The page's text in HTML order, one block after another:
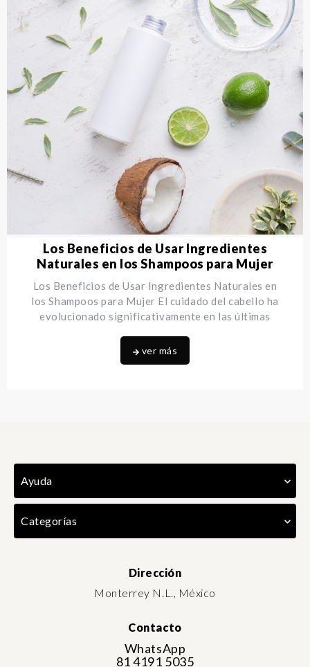
Los Beneficios de Usar Ingredientes
Naturales en los Shampoos para Mujer
Los Beneficios de Usar Ingredientes Naturales en
los Shampoos para Mujer El cuidado del cabello ha
evolucionado significativamente en las últimas
ver más
Ayuda
Categorías
Dirección
Monterrey N.L., México
Contacto
WhatsApp
81 4191 5035